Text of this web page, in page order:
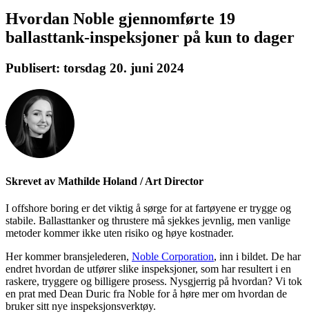
Hvordan Noble gjennomførte 19
ballasttank-inspeksjoner på kun to dager
Publisert: torsdag 20. juni 2024
Skrevet av Mathilde Holand / Art Director
I offshore boring er det viktig å sørge for at fartøyene er trygge og
stabile. Ballasttanker og thrustere må sjekkes jevnlig, men vanlige
metoder kommer ikke uten risiko og høye kostnader.
Her kommer bransjelederen, Noble Corporation, inn i bildet. De har
endret hvordan de utfører slike inspeksjoner, som har resultert i en
raskere, tryggere og billigere prosess. Nysgjerrig på hvordan? Vi tok
en prat med Dean Duric fra Noble for å høre mer om hvordan de
bruker sitt nye inspeksjonsverktøy.